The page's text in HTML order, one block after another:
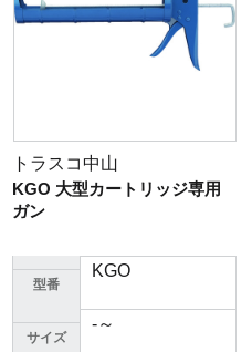
トラスコ中山
KGO 大型カートリッジ専用
ガン
型番
KGO
サイズ
-～